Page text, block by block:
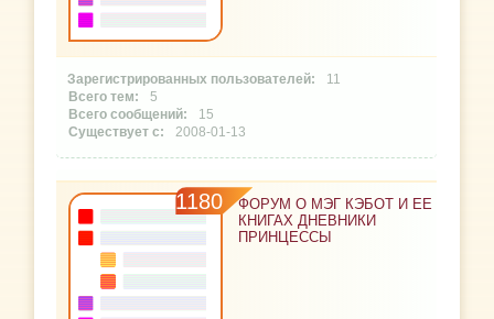
11
5
15
2008-01-13
1180
ФОРУМ О МЭГ КЭБОТ И ЕЕ
КНИГАХ ДНЕВНИКИ
ПРИНЦЕССЫ